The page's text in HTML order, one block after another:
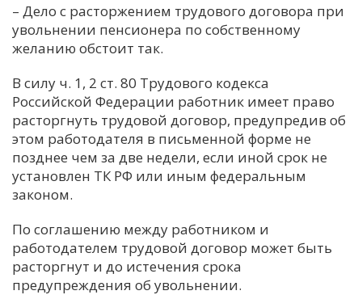
– Дело с расторжением трудового договора при
увольнении пенсионера по собственному
желанию обстоит так.
В силу ч. 1, 2 ст. 80 Трудового кодекса
Российской Федерации работник имеет право
расторгнуть трудовой договор, предупредив об
этом работодателя в письменной форме не
позднее чем за две недели, если иной срок не
установлен ТК РФ или иным федеральным
законом.
По соглашению между работником и
работодателем трудовой договор может быть
расторгнут и до истечения срока
предупреждения об увольнении.